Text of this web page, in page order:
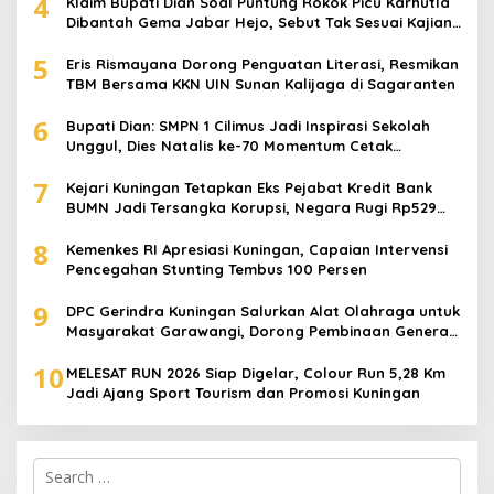
Dibantah Gema Jabar Hejo, Sebut Tak Sesuai Kajian
5
Eris Rismayana Dorong Penguatan Literasi, Resmikan
TBM Bersama KKN UIN Sunan Kalijaga di Sagaranten
6
Bupati Dian: SMPN 1 Cilimus Jadi Inspirasi Sekolah
Unggul, Dies Natalis ke-70 Momentum Cetak
7
Kejari Kuningan Tetapkan Eks Pejabat Kredit Bank
BUMN Jadi Tersangka Korupsi, Negara Rugi Rp529
8
Kemenkes RI Apresiasi Kuningan, Capaian Intervensi
Pencegahan Stunting Tembus 100 Persen
9
DPC Gerindra Kuningan Salurkan Alat Olahraga untuk
Masyarakat Garawangi, Dorong Pembinaan Generasi
10 MELESAT RUN 2026 Siap Digelar, Colour Run 5,28 Km
Jadi Ajang Sport Tourism dan Promosi Kuningan
Search
for: